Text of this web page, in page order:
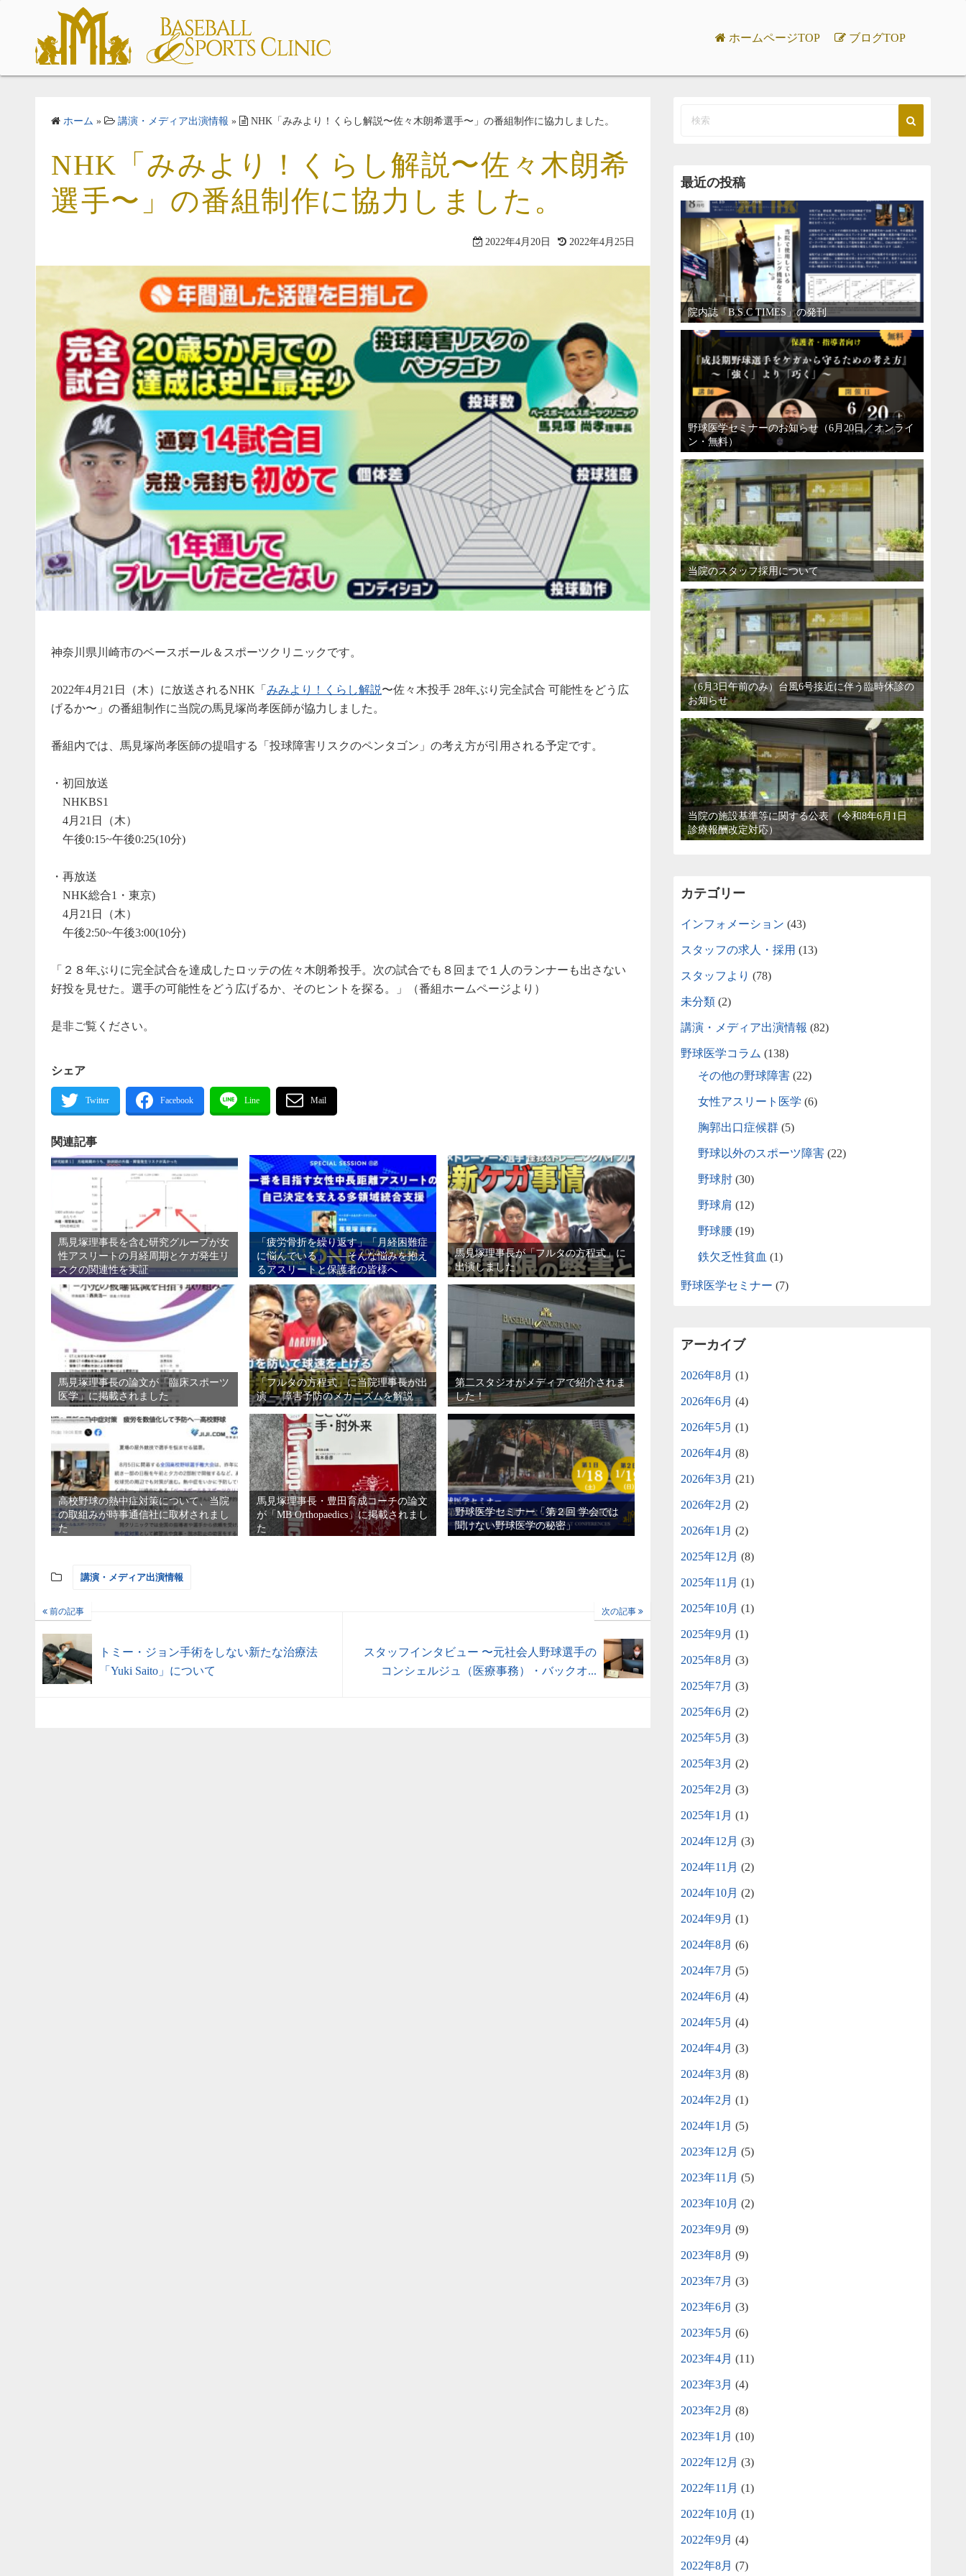
ホームページTOP ブログTOP
ホーム » 講演・メディア出演情報 » NHK「みみより！くらし解説〜佐々木朗希選手〜」の番組制作に協力しました。
NHK「みみより！くらし解説〜佐々木朗希
選手〜」の番組制作に協力しました。
2022年4月20日 2022年4月25日
神奈川県川崎市のベースボール＆スポーツクリニックです。
2022年4月21日（木）に放送されるNHK「 みみより！くらし解説〜佐々木投手 28年ぶり完全試合 可能性をどう広
げるか〜」の番組制作に当院の馬見塚尚孝医師が協力しました。
番組内では、馬見塚尚孝医師の提唱する「投球障害リスクのペンタゴン」の考え方が引用される予定です。
・初回放送
NHKBS1
4月21日（木）
午後0:15~午後0:25(10分)
・再放送
NHK総合1・東京)
4月21日（木）
午後2:50~午後3:00(10分)
「２８年ぶりに完全試合を達成したロッテの佐々木朗希投手。次の試合でも８回まで１人のランナーも出さない
好投を見せた。選手の可能性をどう広げるか、そのヒントを探る。」（番組ホームページより）
是非ご覧ください。
シェア
関連記事
馬見塚理事長を含む研究グループが女
性アスリートの月経周期とケガ発生リ
スクの関連性を実証
「疲労骨折を繰り返す」「月経困難症
に悩んでいる」――そんな悩みを抱え
るアスリートと保護者の皆様へ
馬見塚理事長が「フルタの方程式」に
出演しました
馬見塚理事長の論文が「臨床スポーツ
医学」に掲載されました
「フルタの方程式」に当院理事長が出
演 ― 障害予防のメカニズムを解説
第二スタジオがメディアで紹介されま
した！
高校野球の熱中症対策について、当院
の取組みが時事通信社に取材されまし
た
馬見塚理事長・豊田育成コーチの論文
が「MB Orthopaedics」に掲載されまし
た
野球医学セミナー「第２回 学会では
聞けない野球医学の秘密」
講演・メディア出演情報
前の記事
トミー・ジョン手術をしない新たな治療法
「Yuki Saito」について
次の記事
スタッフインタビュー 〜元社会人野球選手の
コンシェルジュ（医療事務）・バックオ...
最近の投稿
院内誌「B.S.C TIMES」の発刊
野球医学セミナーのお知らせ（6月20日／オンライ
ン・無料）
当院のスタッフ採用について
（6月3日午前のみ）台風6号接近に伴う臨時休診の
お知らせ
当院の施設基準等に関する公表 （令和8年6月1日
診療報酬改定対応）
カテゴリー
インフォメーション (43)
スタッフの求人・採用 (13)
スタッフより (78)
未分類 (2)
講演・メディア出演情報 (82)
野球医学コラム (138)
その他の野球障害 (22)
女性アスリート医学 (6)
胸郭出口症候群 (5)
野球以外のスポーツ障害 (22)
野球肘 (30)
野球肩 (12)
野球腰 (19)
鉄欠乏性貧血 (1)
野球医学セミナー (7)
アーカイブ
2026年8月 (1)
2026年6月 (4)
2026年5月 (1)
2026年4月 (8)
2026年3月 (21)
2026年2月 (2)
2026年1月 (2)
2025年12月 (8)
2025年11月 (1)
2025年10月 (1)
2025年9月 (1)
2025年8月 (3)
2025年7月 (3)
2025年6月 (2)
2025年5月 (3)
2025年3月 (2)
2025年2月 (3)
2025年1月 (1)
2024年12月 (3)
2024年11月 (2)
2024年10月 (2)
2024年9月 (1)
2024年8月 (6)
2024年7月 (5)
2024年6月 (4)
2024年5月 (4)
2024年4月 (3)
2024年3月 (8)
2024年2月 (1)
2024年1月 (5)
2023年12月 (5)
2023年11月 (5)
2023年10月 (2)
2023年9月 (9)
2023年8月 (9)
2023年7月 (3)
2023年6月 (3)
2023年5月 (6)
2023年4月 (11)
2023年3月 (4)
2023年2月 (8)
2023年1月 (10)
2022年12月 (3)
2022年11月 (1)
2022年10月 (1)
2022年9月 (4)
2022年8月 (7)